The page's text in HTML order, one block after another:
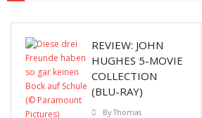
REVIEW: JOHN
HUGHES 5-MOVIE
COLLECTION
(BLU-RAY)
ByThomas